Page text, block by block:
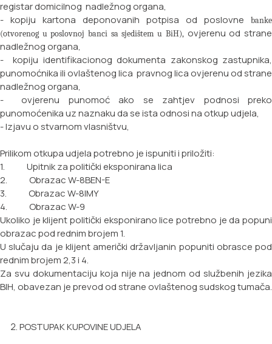
registardomicilnog nadležnog organa,
- kopiju kartona deponovanih potpisa od poslovne
banke
(otvorenog u poslovnoj banci sa sjedištemu BiH),ovjerenu od strane
nadležnog organa,
- kopiju identifikacionog dokumenta zakonskog zastupnika,
punomoćnika ili ovlaštenog lica pravnog lica ovjerenu od strane
nadležnog organa,
- ovjerenu punomoć ako se zahtjev podnosi preko
punomoćenika uz naznaku da se ista odnosi na otkup udjela,
- Izjavu o stvarnom vlasništvu,
Prilikom otkupa udjela potrebno je ispuniti i priložiti:
1. Upitnik za politički eksponirana lica
2. Obrazac W-8BEN-E
3. Obrazac W-8IMY
4. Obrazac W-9
Ukoliko je klijent politički eksponirano lice potrebno je da popuni
obrazac pod rednim brojem 1.
U slučaju da je klijent američki državljanin popuniti obrasce pod
rednim brojem 2,3 i 4.
Za svu dokumentaciju koja nije na jednom od službenih jezika
BIH, obavezan je prevod od strane ovlaštenog sudskog tumača.
POSTUPAK KUPOVINE UDJELA